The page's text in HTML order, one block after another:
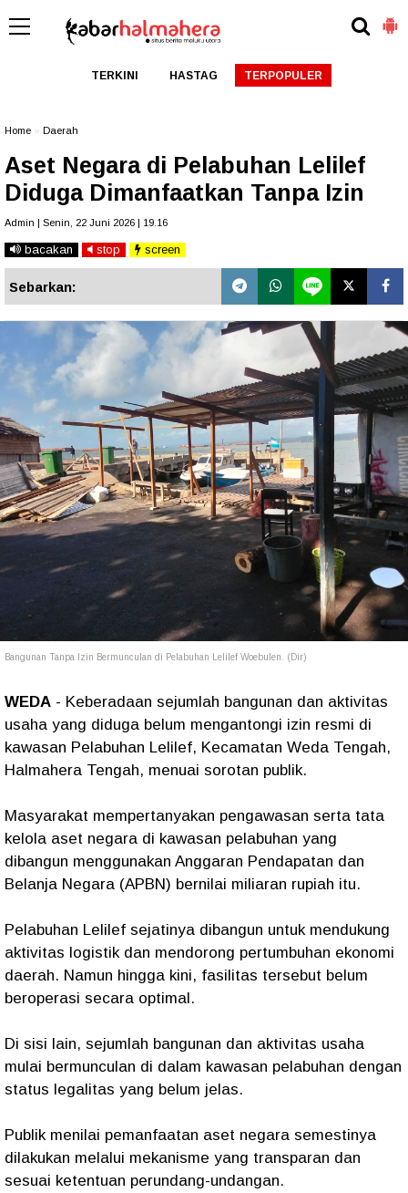
TERKINI HASTAG TERPOPULER
Home Daerah
Aset Negara di Pelabuhan Lelilef
Diduga Dimanfaatkan Tanpa Izin
Admin | Senin, 22 Juni 2026 | 19.16
bacakan stop screen
Sebarkan:
Bangunan Tanpa Izin Bermunculan di Pelabuhan Lelilef Woebulen. (Dir)
WEDA - Keberadaan sejumlah bangunan dan aktivitas
usaha yang diduga belum mengantongi izin resmi di
kawasan Pelabuhan Lelilef, Kecamatan Weda Tengah,
Halmahera Tengah, menuai sorotan publik.
Masyarakat mempertanyakan pengawasan serta tata
kelola aset negara di kawasan pelabuhan yang
dibangun menggunakan Anggaran Pendapatan dan
Belanja Negara (APBN) bernilai miliaran rupiah itu.
Pelabuhan Lelilef sejatinya dibangun untuk mendukung
aktivitas logistik dan mendorong pertumbuhan ekonomi
daerah. Namun hingga kini, fasilitas tersebut belum
beroperasi secara optimal.
Di sisi lain, sejumlah bangunan dan aktivitas usaha
mulai bermunculan di dalam kawasan pelabuhan dengan
status legalitas yang belum jelas.
Publik menilai pemanfaatan aset negara semestinya
dilakukan melalui mekanisme yang transparan dan
sesuai ketentuan perundang-undangan.